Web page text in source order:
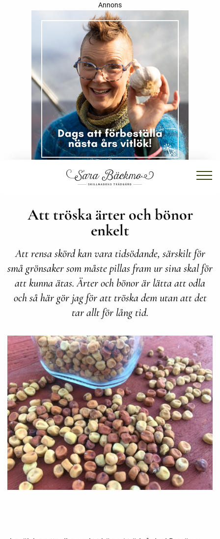
Annons
Att tröska ärter och bönor
enkelt
Att rensa skörd kan vara tidsödande, särskilt för
små grönsaker som måste pillas fram ur sina skal för
att kunna ätas. Ärter och bönor är lätta att odla
och så här gör jag för att tröska dem utan att det
tar allt för lång tid.